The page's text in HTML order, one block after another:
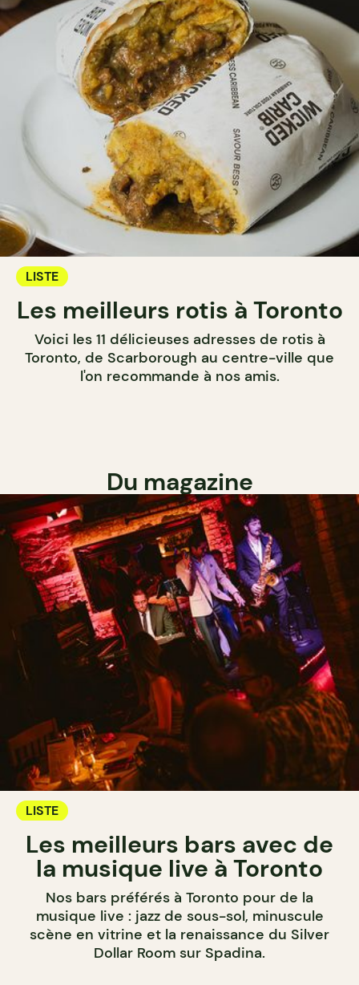
LISTE
Les meilleurs rotis à Toronto
Voici les 11 délicieuses adresses de rotis à
Toronto, de Scarborough au centre-ville que
l'on recommande à nos amis.
Du magazine
LISTE
Les meilleurs bars avec de
la musique live à Toronto
Nos bars préférés à Toronto pour de la
musique live : jazz de sous-sol, minuscule
scène en vitrine et la renaissance du Silver
Dollar Room sur Spadina.